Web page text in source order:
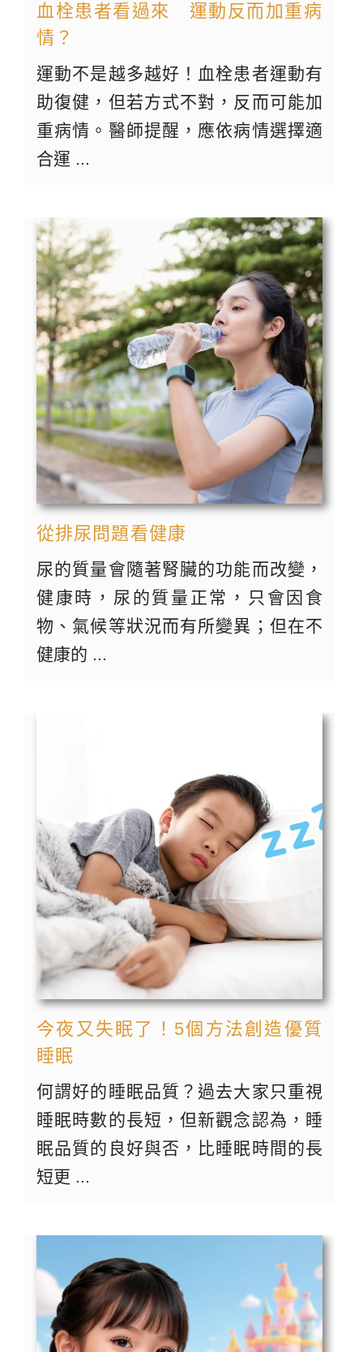
血栓患者看過來 運動反而加重病
情？
運動不是越多越好！血栓患者運動有
助復健，但若方式不對，反而可能加
重病情。醫師提醒，應依病情選擇適
合運 ...
從排尿問題看健康
尿的質量會隨著腎臟的功能而改變，
健康時，尿的質量正常，只會因食
物、氣候等狀況而有所變異；但在不
健康的 ...
今夜又失眠了！5個方法創造優質
睡眠
何謂好的睡眠品質？過去大家只重視
睡眠時數的長短，但新觀念認為，睡
眠品質的良好與否，比睡眠時間的長
短更 ...